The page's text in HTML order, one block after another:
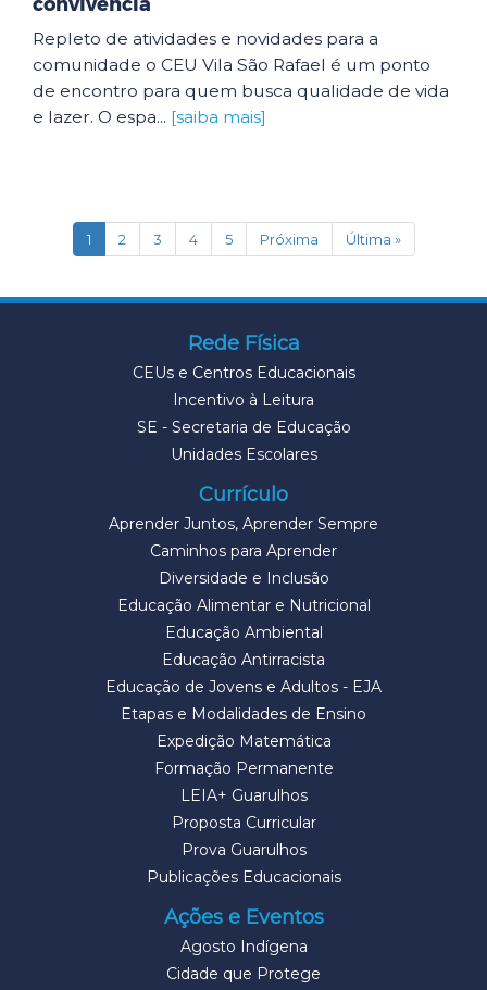
Repleto de atividades e novidades para a
comunidade o CEU Vila São Rafael é um ponto
de encontro para quem busca qualidade de vida
e lazer. O espa... [saiba mais]
1(current)
2 3 4 5 Próxima Última »
Rede Física
CEUs e Centros Educacionais
Incentivo à Leitura
SE - Secretaria de Educação
Unidades Escolares
Currículo
Aprender Juntos, Aprender Sempre
Caminhos para Aprender
Diversidade e Inclusão
Educação Alimentar e Nutricional
Educação Ambiental
Educação Antirracista
Educação de Jovens e Adultos - EJA
Etapas e Modalidades de Ensino
Expedição Matemática
Formação Permanente
LEIA+ Guarulhos
Proposta Curricular
Prova Guarulhos
Publicações Educacionais
Ações e Eventos
Agosto Indígena
Cidade que Protege